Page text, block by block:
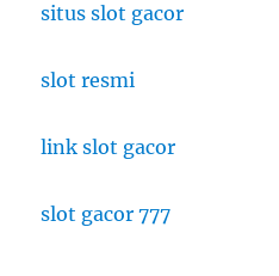
situs slot gacor
slot resmi
link slot gacor
slot gacor 777